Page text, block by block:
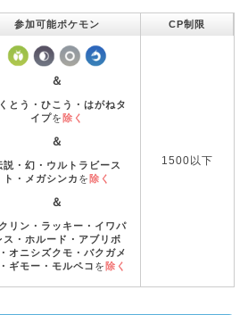
参加可能ポケモン CP制限
＆
とう・ひこう・はがねタ
イプを 除く
＆
説・幻・ウルトラビース
ト・メガシンカ を 除く
＆
リン・ラッキー・イワパ
ス・ホルード・アブリボ
オニシズクモ・バクガメ
ギモー・モルペコ を 除く
1500以下